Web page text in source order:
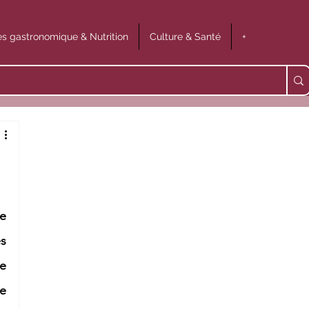
gastronomique & Nutrition Culture & Santé +